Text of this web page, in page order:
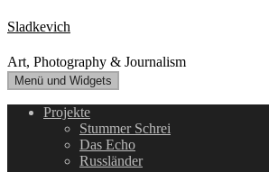
Zum
Inhalt
springen
Sladkevich
Art, Photography & Journalism
Menü und Widgets
Projekte
Stummer Schrei
Das Echo
Russländer